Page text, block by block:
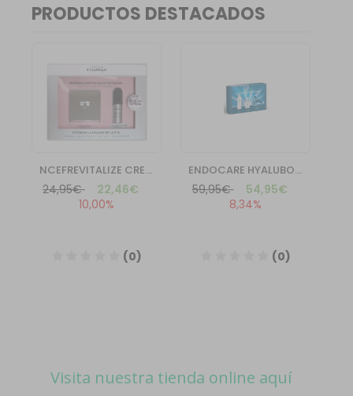
Visita nuestra tienda online aquí